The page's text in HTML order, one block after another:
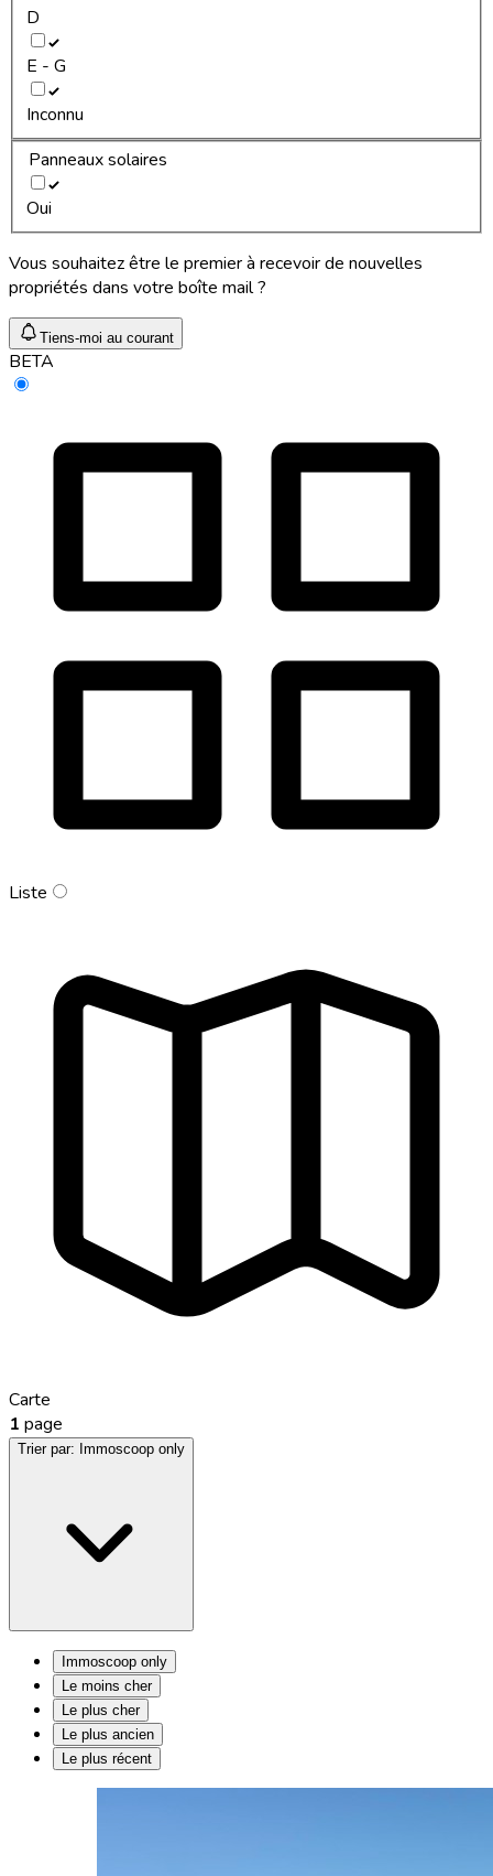
D
E - G
Inconnu
Panneaux solaires
Oui
Vous souhaitez être le premier à recevoir de nouvelles
propriétés dans votre boîte mail ?
Tiens-moi au courant
BETA
Liste
Carte
1 page
Trier par: Immoscoop only
Immoscoop only
Le moins cher
Le plus cher
Le plus ancien
Le plus récent